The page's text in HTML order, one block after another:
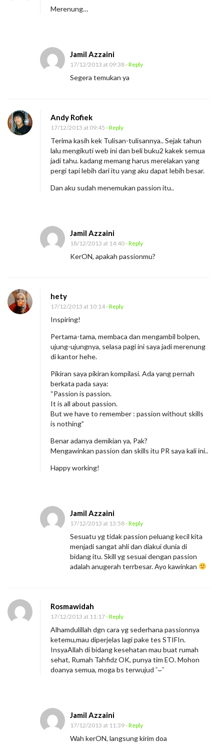
Merenung…
Jamil Azzaini
17/12/2013 at 09:38- Reply
Segera temukan ya
Andy Rofiek
17/12/2013 at 09:45 - Reply
Terima kasih kek Tulisan-tulisannya.. Sejak tahun
lalu mengikuti web ini dan beli buku2 kakek semua
jadi tahu. kadang memang harus merelakan yang
pergi tapi lebih dari itu yang aku dapat lebih besar.
Dan aku sudah menemukan passion itu..
Jamil Azzaini
18/12/2013 at 14:40- Reply
KerON, apakah passionmu?
hety
17/12/2013 at 10:14- Reply
Inspiring!
Pertama-tama, membaca dan mengambil bolpen,
ujung-ujungnya, selasa pagi ini saya jadi merenung
di kantor hehe.
Pikiran saya pikiran kompilasi. Ada yang pernah
berkata pada saya:
“Passion is passion.
It is all about passion.
But we have to remember : passion without skills
is nothing”
Benar adanya demikian ya, Pak?
Mengawinkan passion dan skills itu PR saya kali ini..
Happy working!
Jamil Azzaini
17/12/2013 at 13:58- Reply
Sesuatu yg tidak passion peluang kecil kita
menjadi sangat ahli dan diakui dunia di
bidang itu. Skill yg sesuai dengan passion
adalah anugerah terrbesar. Ayo kawinkan
Rosmawidah
17/12/2013 at 11:17- Reply
Alhamdulillah dgn cara yg sederhana passionnya
ketemu,mau diperjelas lagi pake tes STIFIn.
InsyaAllah di bidang kesehatan mau buat rumah
sehat, Rumah Tahfidz OK, punya tim EO. Mohon
doanya semua, moga bs terwujud ˆ⌣ˆ
Jamil Azzaini
17/12/2013 at 11:39- Reply
Wah kerON, langsung kirim doa